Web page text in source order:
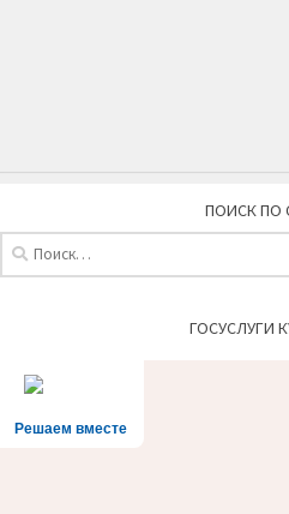
ПОИСК ПО
ГОСУСЛУГИ
Решаем вместе